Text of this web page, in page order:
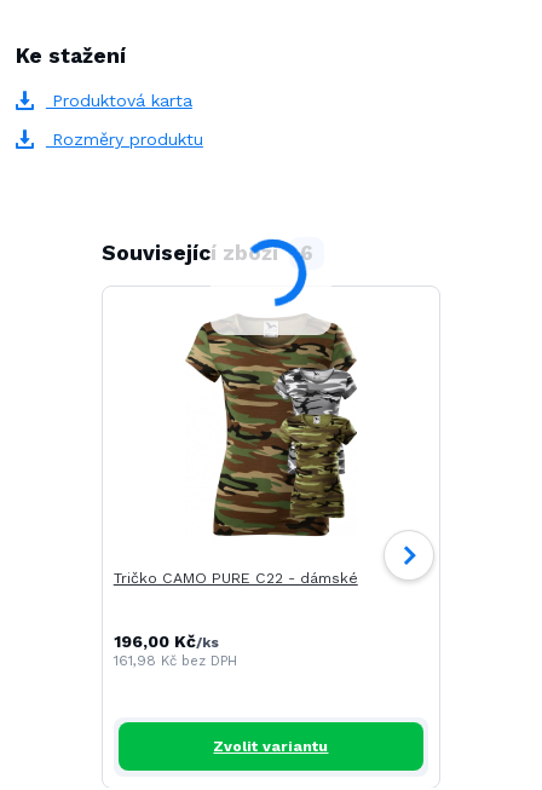
Ke stažení
Produktová karta
Rozměry produktu
Související zboží 6
Tričko CAMO PURE C22 - dámské
196,00 Kč/ks
161,98 Kč bez DPH
Zvolit variantu